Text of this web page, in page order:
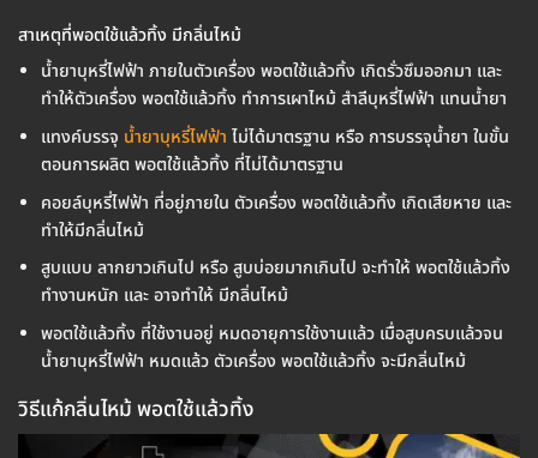
สาเหตุที่พอตใช้แล้วทิ้ง มีกลิ่นไหม้
น้ำยาบุหรี่ไฟฟ้า ภายในตัวเครื่อง พอตใช้แล้วทิ้ง เกิดรั่วซึมออกมา และ
ทำให้ตัวเครื่อง พอตใช้แล้วทิ้ง ทำการเผาไหม้ สำลีบุหรี่ไฟฟ้า แทนน้ำยา
แทงค์บรรจุ น้ำยาบุหรี่ไฟฟ้า ไม่ได้มาตรฐาน หรือ การบรรจุน้ำยา ในขั้น
ตอนการผลิต พอตใช้แล้วทิ้ง ที่ไม่ได้มาตรฐาน
คอยล์บุหรี่ไฟฟ้า ที่อยู่ภายใน ตัวเครื่อง พอตใช้แล้วทิ้ง เกิดเสียหาย และ
ทำให้มีกลิ่นไหม้
สูบแบบ ลากยาวเกินไป หรือ สูบบ่อยมากเกินไป จะทำให้ พอตใช้แล้วทิ้ง
ทำงานหนัก และ อาจทำให้ มีกลิ่นไหม้
พอตใช้แล้วทิ้ง ที่ใช้งานอยู่ หมดอายุการใช้งานแล้ว เมื่อสูบครบแล้วจน
น้ำยาบุหรี่ไฟฟ้า หมดแล้ว ตัวเครื่อง พอตใช้แล้วทิ้ง จะมีกลิ่นไหม้
วิธีแก้กลิ่นไหม้ พอตใช้แล้วทิ้ง